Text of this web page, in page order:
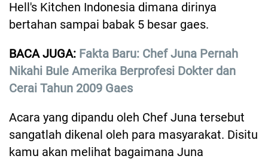
Hell's Kitchen Indonesia dimana dirinya
bertahan sampai babak 5 besar gaes.
BACA JUGA: Fakta Baru: Chef Juna Pernah
Nikahi Bule Amerika Berprofesi Dokter dan
Cerai Tahun 2009 Gaes
Acara yang dipandu oleh Chef Juna tersebut
sangatlah dikenal oleh para masyarakat. Disitu
kamu akan melihat bagaimana Juna